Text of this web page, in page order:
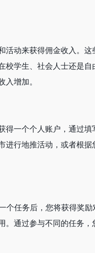
活动来获得佣金收入。这
校学生、社会人士还是自
入增加。
得一个个人账户，通过填
进行地推活动，或者根据
个任务后，您将获得奖
。通过参与不同的任务，